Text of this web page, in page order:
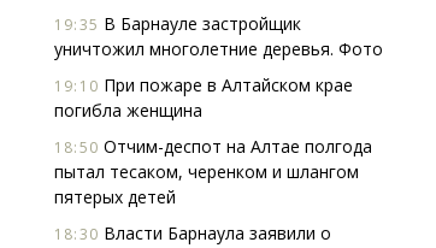
19:35 В Барнауле застройщик
уничтожил многолетние деревья. Фото
19:10 При пожаре в Алтайском крае
погибла женщина
18:50 Отчим-деспот на Алтае полгода
пытал тесаком, черенком и шлангом
пятерых детей
18:30 Власти Барнаула заявили о